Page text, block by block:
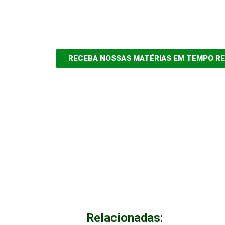
RECEBA NOSSAS MATÉRIAS EM TEMPO
Relacionadas: